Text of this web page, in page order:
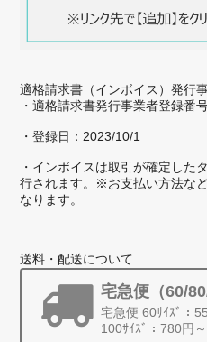
決めました。最近はスマホが高級
に引っ掛けると安定して使いやすい
店長のフシ
後ともZIZZ
す。
適格請求書（インボイス）発行
・適格請求書発行事業者登録番
・登録日：2023/10/1
・インボイスは取引が確定した
行されます。※お支払い方法な
なります。
送料・配送について
宅急便（60/
宅急便 60ｻｲｽﾞ：
100ｻｲｽﾞ：780円～